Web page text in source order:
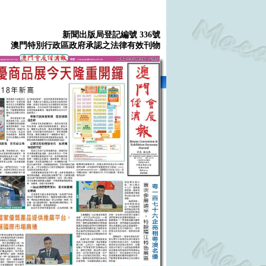
新聞出版局登記編號 336號
澳門特別行政區政府承認之法律有效刊物